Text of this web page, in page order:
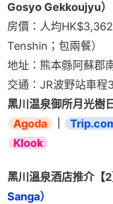
Gosyo Gekkoujyu）
房價：人均
Tenshin；包兩餐）
地址：熊本縣阿蘇郡
交通：JR波野站車程
Agoda
Klook
黑川溫泉酒店推介【2
Sanga）